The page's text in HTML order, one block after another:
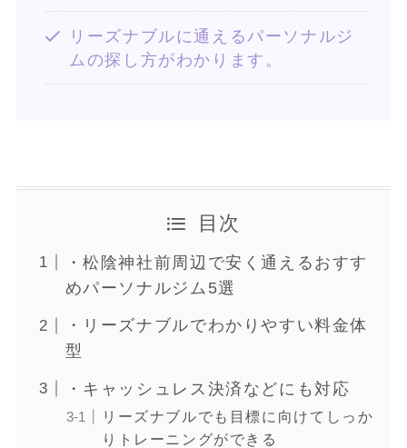
リーズナブルに通えるパーソナルジ
ムの探し方がわかります。
目次
・松陰神社前周辺で安く通えるおすす
めパーソナルジム5選
・リーズナブルでわかりやすい料金体
型
・キャッシュレス決済などにも対応
リーズナブルでも目標に向けてしっか
りトレーニングができる